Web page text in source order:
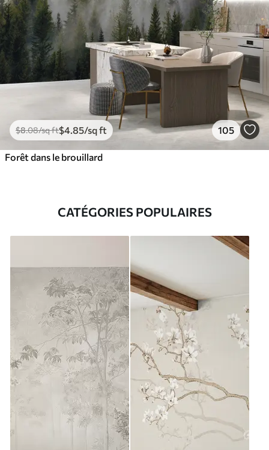
$8.08/sq ft$4 .85/sq ft 105
Forêt dans le brouillard
CATÉGORIES POPULAIRES